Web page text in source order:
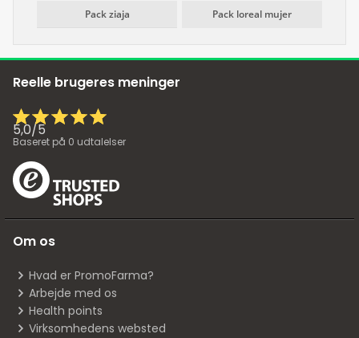
Pack ziaja Pack loreal mujer
Reelle brugeres meninger
5,0/5
Baseret på 0 udtalelser
Om os
Hvad er PromoFarma?
Arbejde med os
Health points
Virksomhedens websted